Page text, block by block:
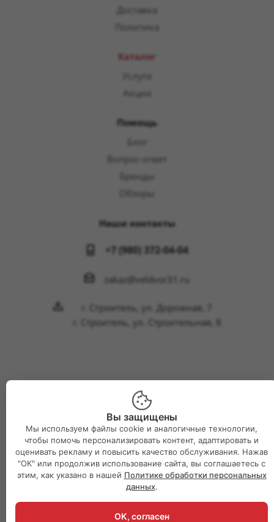
Доставка
Политика
Каталог
Услуги
Акции
Помощь
Вопрос-ответ
Бренды
Обзоры
Наши контакты
+7 (980) 372-04-04
zakaz@veldvor31.ru
г. Строитель, ул. Дорожная, 7
г. Строитель, ул. Строительная, 8
2026 © Интернет-магазин Великий двор
Вы защищены
Мы используем файлы cookie и аналогичные технологии,
чтобы помочь персонализировать контент, адаптировать и
оценивать рекламу и повысить качество обслуживания. Нажав
"ОК" или продолжив использование сайта, вы соглашаетесь с
этим, как указано в нашей Политике обработки персональных
данных.
ОК, согласен